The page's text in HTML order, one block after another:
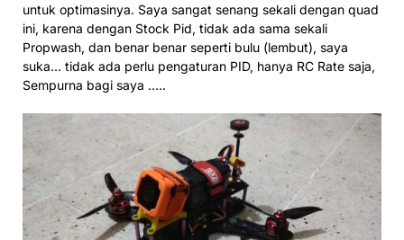
untuk optimasinya. Saya sangat senang sekali dengan quad
ini, karena dengan Stock Pid, tidak ada sama sekali
Propwash, dan benar benar seperti bulu (lembut), saya
suka… tidak ada perlu pengaturan PID, hanya RC Rate saja,
Sempurna bagi saya …..